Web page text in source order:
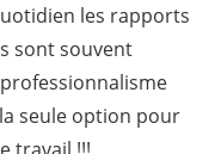
les rapports
sont souvent
seule option pour